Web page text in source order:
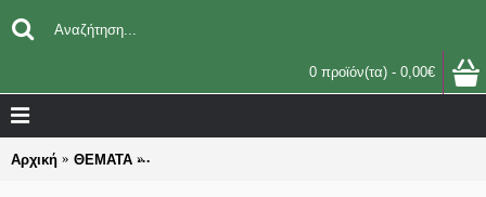
0 προϊόν(τα) - 0,00€
Αρχική ΘΕΜΑΤΑ ΑΝΤΛΙΕΣ ΒΕΝΖΙΝΗΣ-ΒΕΝΖΙΝΟΠΩΛΩΝ γούρια-δώρα